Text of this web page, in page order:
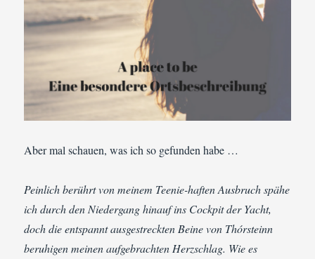
Aber mal schauen, was ich so gefunden habe …
Peinlich berührt von meinem Teenie-haften Ausbruch spähe
ich durch den Niedergang hinauf ins Cockpit der Yacht,
doch die entspannt ausgestreckten Beine von Thórsteinn
beruhigen meinen aufgebrachten Herzschlag. Wie es